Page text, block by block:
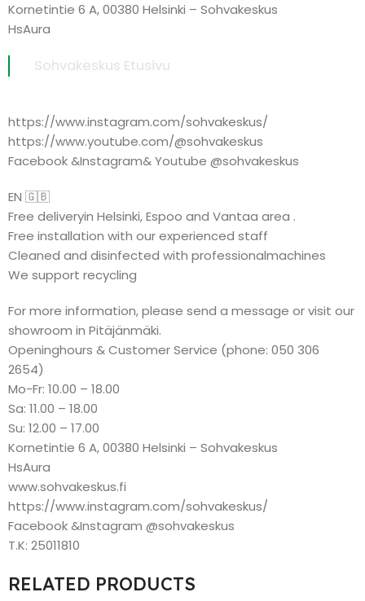
Kornetintie 6 A, 00380 Helsinki – Sohvakeskus
HsAura
Sohvakeskus Etusivu
https://www.instagram.com/sohvakeskus/
https://www.youtube.com/@sohvakeskus
Facebook &Instagram& Youtube @sohvakeskus
EN 🇬🇧
Free deliveryin Helsinki, Espoo and Vantaa area .
Free installation with our experienced staff
Cleaned and disinfected with professionalmachines
We support recycling
For more information, please send a message or visit our
showroom in Pitäjänmäki.
Openinghours & Customer Service (phone: 050 306
2654)
Mo-Fr: 10.00 – 18.00
Sa: 11.00 – 18.00
Su: 12.00 – 17.00
Kornetintie 6 A, 00380 Helsinki – Sohvakeskus
HsAura
www.sohvakeskus.fi
https://www.instagram.com/sohvakeskus/
Facebook &Instagram @sohvakeskus
T.K: 25011810
RELATED PRODUCTS